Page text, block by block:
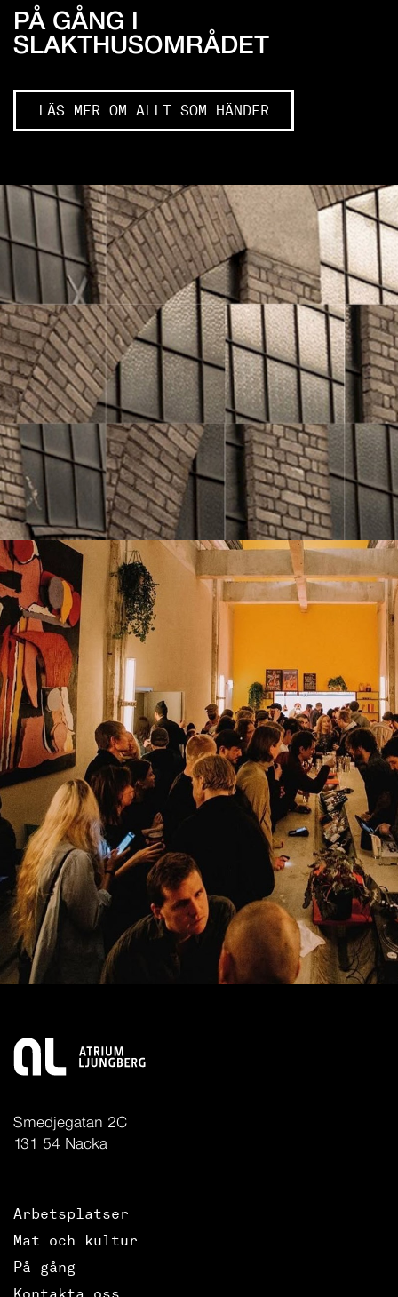
PÅ GÅNG I
SLAKTHUSOMRÅDET
LÄS MER OM ALLT SOM HÄNDER
Smedjegatan 2C
131 54 Nacka
Arbetsplatser
Mat och kultur
På gång
Kontakta oss